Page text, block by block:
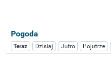
Pogoda
Teraz Dzisiaj Jutro Pojutrze